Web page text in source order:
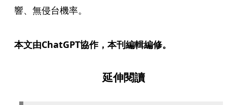
響、無侵台機率。
本文由ChatGPT協作，本刊編輯編修。
延伸閱讀